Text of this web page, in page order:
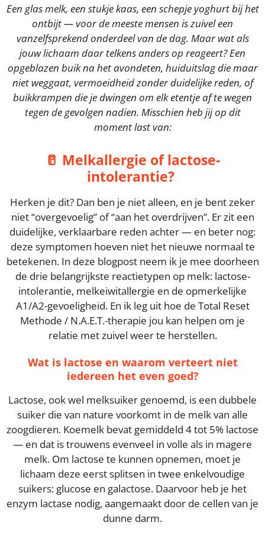
Een glas melk, een stukje kaas, een schepje yoghurt bij het
ontbijt — voor de meeste mensen is zuivel een
vanzelfsprekend onderdeel van de dag. Maar wat als
jouw lichaam daar telkens anders op reageert? Een
opgeblazen buik na het avondeten, huiduitslag die maar
niet weggaat, vermoeidheid zonder duidelijke reden, of
buikkrampen die je dwingen om elk etentje af te wegen
tegen de gevolgen nadien. Misschien heb jij op dit
moment last van:
🥛 Melkallergie of lactose-
intolerantie?
Herken je dit? Dan ben je niet alleen, en je bent zeker
niet “overgevoelig” of “aan het overdrijven”. Er zit een
duidelijke, verklaarbare reden achter — en beter nog:
deze symptomen hoeven niet het nieuwe normaal te
betekenen. In deze blogpost neem ik je mee doorheen
de drie belangrijkste reactietypen op melk: lactose-
intolerantie, melkeiwitallergie en de opmerkelijke
A1/A2-gevoeligheid. En ik leg uit hoe de Total Reset
Methode / N.A.E.T.-therapie jou kan helpen om je
relatie met zuivel weer te herstellen.
Wat is lactose en waarom verteert niet
iedereen het even goed?
Lactose, ook wel melksuiker genoemd, is een dubbele
suiker die van nature voorkomt in de melk van alle
zoogdieren. Koemelk bevat gemiddeld 4 tot 5% lactose
— en dat is trouwens evenveel in volle als in magere
melk. Om lactose te kunnen opnemen, moet je
lichaam deze eerst splitsen in twee enkelvoudige
suikers: glucose en galactose. Daarvoor heb je het
enzym lactase nodig, aangemaakt door de cellen van je
dunne darm.